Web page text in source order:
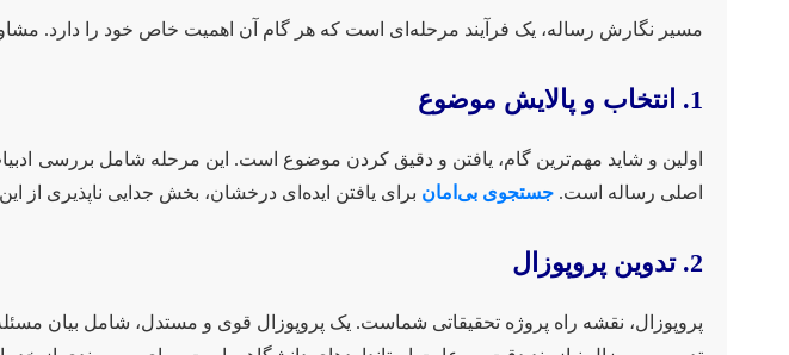
مسیر نگارش رساله، یک فرآیند مرحله‌ای است که هر گام آن اهمیت خاص خود را دارد.
1. انتخاب و پالایش موضوع
اصلی رساله است. جستجوی بی‌امان برای یافتن ایده‌ای درخشان، بخش جدایی ناپذیری از
2. تدوین پروپوزال
پروپوزال، نقشه راه پروژه تحقیقاتی شماست. یک پروپوزال قوی و مستدل، شامل بیان